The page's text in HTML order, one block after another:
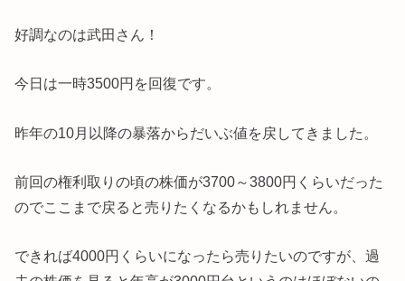
好調なのは武田さん！
今日は一時3500円を回復です。
昨年の10月以降の暴落からだいぶ値を戻してきました。
前回の権利取りの頃の株価が3700～3800円くらいだった
のでここまで戻ると売りたくなるかもしれません。
できれば4000円くらいになったら売りたいのですが、過